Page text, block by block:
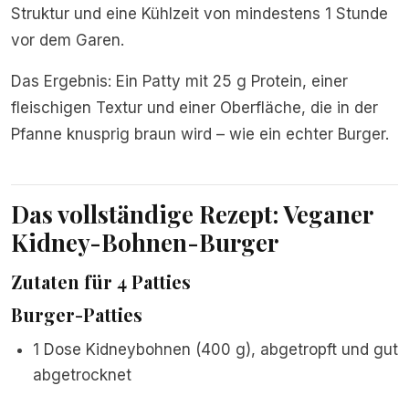
Struktur und eine Kühlzeit von mindestens 1 Stunde
vor dem Garen.
Das Ergebnis: Ein Patty mit 25 g Protein, einer
fleischigen Textur und einer Oberfläche, die in der
Pfanne knusprig braun wird – wie ein echter Burger.
Das vollständige Rezept: Veganer
Kidney-Bohnen-Burger
Zutaten für 4 Patties
Burger-Patties
1 Dose Kidneybohnen (400 g), abgetropft und gut
abgetrocknet